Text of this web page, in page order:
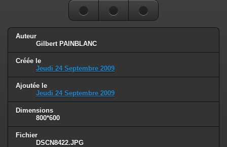
Auteur
Gilbert PAINBLANC
Créée le
Jeudi 24 Septembre 2009
Ajoutée le
Jeudi 24 Septembre 2009
Dimensions
800*600
Fichier
DSCN8422.JPG